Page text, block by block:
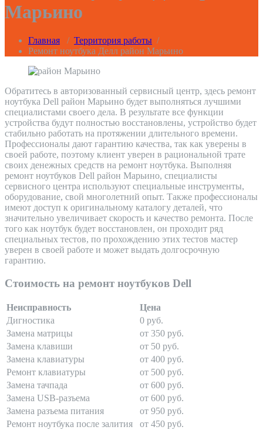
Марьино
Главная / Территория работы /
Ремонт ноутбука Делл район Марьино
Обратитесь в авторизованный сервисный центр, здесь ремонт
ноутбука Dell район Марьино будет выполняться лучшими
специалистами своего дела. В результате все функции
устройства будут полностью восстановлены, устройство будет
стабильно работать на протяжении длительного времени.
Профессионалы дают гарантию качества, так как уверены в
своей работе, поэтому клиент уверен в рациональной трате
своих денежных средств на ремонт ноутбука. Выполняя
ремонт ноутбуков Dell район Марьино, специалисты
сервисного центра используют специальные инструменты,
оборудование, свой многолетний опыт. Также профессионалы
имеют доступ к оригинальному каталогу деталей, что
значительно увеличивает скорость и качество ремонта. После
того как ноутбук будет восстановлен, он проходит ряд
специальных тестов, по прохождению этих тестов мастер
уверен в своей работе и может выдать долгосрочную
гарантию.
Стоимость на ремонт ноутбуков Dell
Неисправность
Цена
Дигностика
0 руб.
Замена матрицы
от 350 руб.
Замена клавиши
от 50 руб.
Замена клавиатуры
от 400 руб.
Ремонт клавиатуры
от 500 руб.
Замена тачпада
от 600 руб.
Замена USB-разъема
от 600 руб.
Замена разъема питания
от 950 руб.
Ремонт ноутбука после залития
от 450 руб.